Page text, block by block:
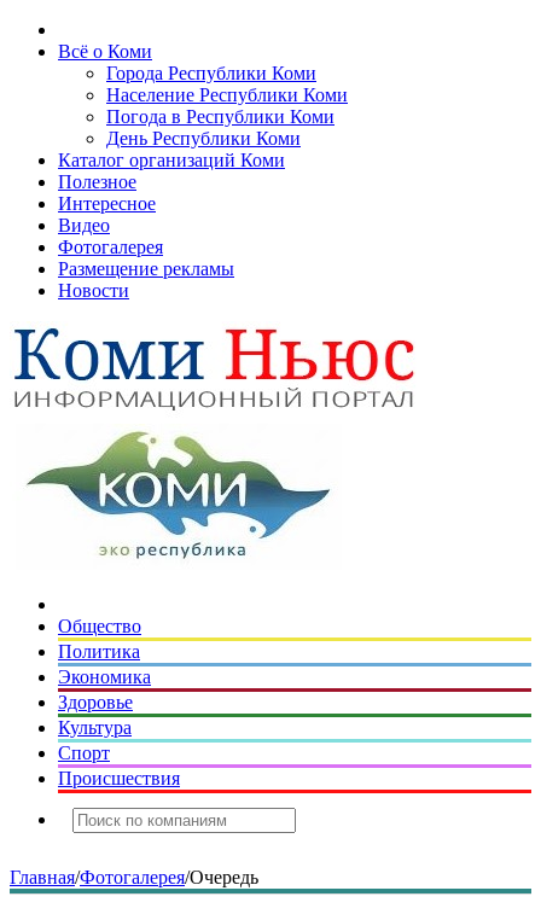
Всё о Коми
Города Республики Коми
Население Республики Коми
Погода в Республики Коми
День Республики Коми
Каталог организаций Коми
Полезное
Интересное
Видео
Фотогалерея
Размещение рекламы
Новости
Общество
Политика
Экономика
Здоровье
Культура
Спорт
Происшествия
Главная/Фотогалерея/Очередь